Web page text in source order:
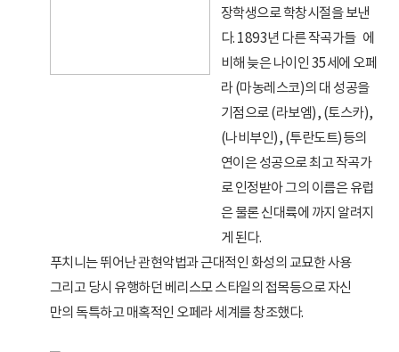
장학생으로 학창시절을 보낸
다. 1893년 다른 작곡가들 에
비해 늦은 나이인 35세에 오페
라 (마농레스코)의 대 성공을
기점으로 (라보엠), (토스카),
(나비부인), (투란도트)등의
연이은 성공으로 최고 작곡가
로 인정받아 그의 이름은 유럽
은 물론 신대륙에 까지 알려지
게 된다.
푸치니는 뛰어난 관현악법과 근대적인 화성의 교묘한 사용
그리고 당시 유행하던 베리스모 스타일의 접목등으로 자신
만의 독특하고 매혹적인 오페라 세계를 창조했다.